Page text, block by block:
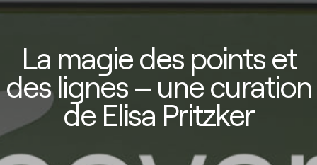
La magie des points et
des lignes – une curation
de Elisa Pritzker